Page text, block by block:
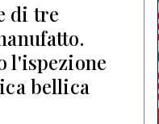
di tre
l'ispezione
bellica